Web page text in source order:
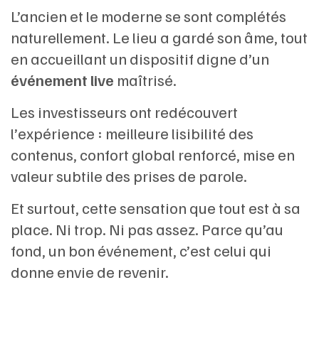
L’ancien et le moderne se sont complétés
naturellement. Le lieu a gardé son âme, tout
en accueillant un dispositif digne d’un
événement live maîtrisé.
Les investisseurs ont redécouvert
l’expérience : meilleure lisibilité des
contenus, confort global renforcé, mise en
valeur subtile des prises de parole.
Et surtout, cette sensation que tout est à sa
place. Ni trop. Ni pas assez. Parce qu’au
fond, un bon événement, c’est celui qui
donne envie de revenir.